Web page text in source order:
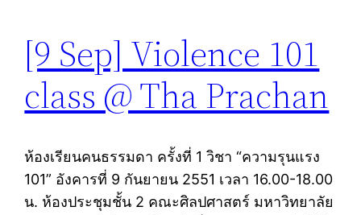
[9 Sep] Violence 101
class @ Tha Prachan
ห้องเรียนคนธรรมดา ครั้งที่ 1 วิชา “ความรุนแรง
101” อังคารที่ 9 กันยายน 2551 เวลา 16.00-18.00
น. ห้องประชุมชั้น 2 คณะศิลปศาสตร์ มหาวิทยาลัย